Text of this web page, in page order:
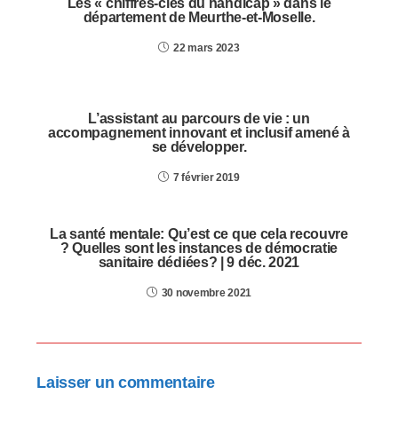
Les « chiffres-clés du handicap » dans le
département de Meurthe-et-Moselle.
22 mars 2023
L’assistant au parcours de vie : un
accompagnement innovant et inclusif amené à
se développer.
7 février 2019
La santé mentale: Qu’est ce que cela recouvre
? Quelles sont les instances de démocratie
sanitaire dédiées? | 9 déc. 2021
30 novembre 2021
Laisser un commentaire